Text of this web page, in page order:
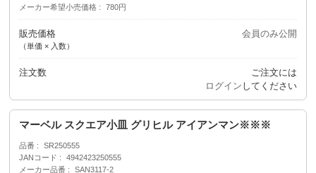
メーカー希望小売価格
780円
販売価格
（単価 × 入数）
会員のみ公開
注文数
ご注文には
ログイン してください
マーベル スクエア小皿 グリヒル アイアンマン※※※
品番
SR250555
JANコード
4942423250555
メーカー品番
SAN3117-2